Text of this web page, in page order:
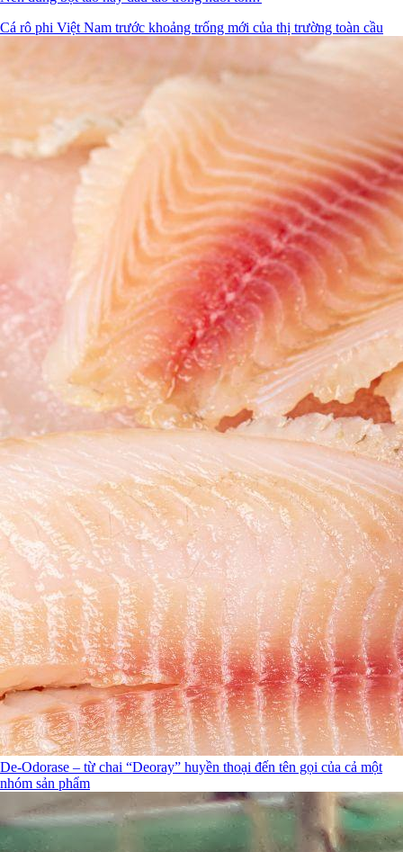
Cá rô phi Việt Nam trước khoảng trống mới của thị trường toàn cầu
De-Odorase – từ chai “Deoray” huyền thoại đến tên gọi của cả một
nhóm sản phẩm